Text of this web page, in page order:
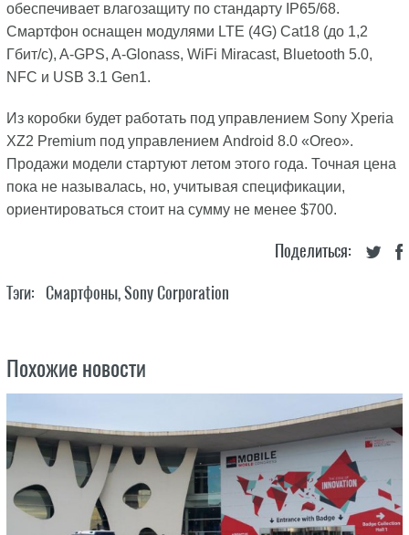
обеспечивает влагозащиту по стандарту IP65/68.
Смартфон оснащен модулями LTE (4G) Cat18 (до 1,2
Гбит/с), A-GPS, A-Glonass, WiFi Miracast, Bluetooth 5.0,
NFC и USB 3.1 Gen1.
Из коробки будет работать под управлением Sony Xperia
XZ2 Premium под управлением Android 8.0 «Oreo».
Продажи модели стартуют летом этого года. Точная цена
пока не называлась, но, учитывая спецификации,
ориентироваться стоит на сумму не менее $700.
Поделиться:
Тэги: Смартфоны,Sony Corporation
Похожие новости